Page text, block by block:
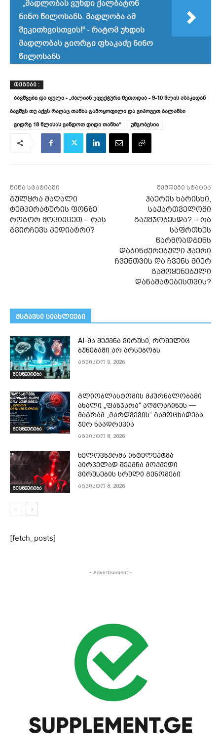
„მადლობას ვუხდი ქალბატონ
ნინო წილოსანს. მადლობა ამ
შეკითხვისთვის!“ - რატომ უხდის
მადლობას გიორგი ფხაკაძე ნინო
წილოსანს
ᲗᲔᲒᲔᲑᲘ :
ბავშვები და ფული - „ძალიან ეფექტური მეთოდია - 9-10 წლის ასაკიდან
ბავშვს თუ აქვს რაღაც თანხა გამოყოფილი და ვიპოვეთ ბალანსი
ვიდრე 18 წლისას ვანდოთ დიდი თანხა“
უმჯობესია
წინა სტატიაში
გულყრა მაღალი
ტემპერატურის ფონზე
როგორ მოვიქცეთ – რას
გვირჩევს პედიატრი?
შემდეგი სტატია
ჰაერის ხარისხი,
საქართველოში
გაუმჯობესდა? – რა
საფრთხეს
წარმოადგენს
დაბინძურებული ჰაერი
ჩვენთვის და ჩვენს მიერ
გამოყენებული
დანამატებისთვის?
მსგავსი სიახლეები
მეცნიერება
AI-მა შექმნა ვირუსი, რომელიც
ბუნებაში არ არსებობს
აგვისტო 9, 2026
მეცნიერება
გლიობლასტომის მკურნალობაში
ახალი „ფანჯარა“ აღმოაჩინეს —
მაგრამ „გარღვევის“ გამოცხადება
ჯერ ნაადრევია
აგვისტო 8, 2026
მეცნიერება
ხელოვნურმა ინტელექტმა
პირველად შექმნა მოქმედი
ვირუსების სრული გენომები
აგვისტო 8, 2026
[fetch_posts]
- Advertisement -